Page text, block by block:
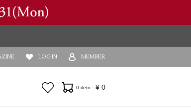
LOG IN MEMBER
お気に入り0 item - ¥ 0